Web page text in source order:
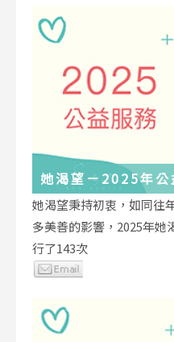
她渴望－2025年公
她渴望秉持初衷，如同往
多美善的影響，2025年她
行了143次